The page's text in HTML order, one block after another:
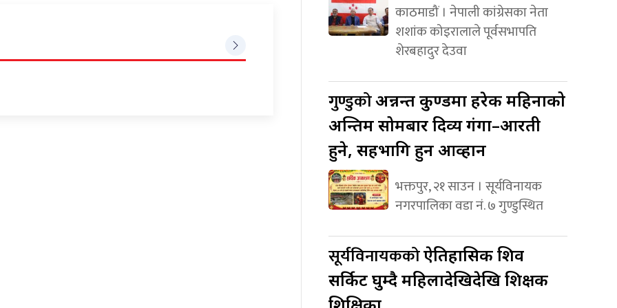
काठमाडौं । नेपाली कांग्रेसका नेता
शशांक कोइरालाले पूर्वसभापति
शेरबहादुर देउवा
गुण्डुकोअन्नन्त कुण्डमा हरेक महिनाको
अन्तिम सोमबार दिव्य गंगा–आरती
हुने, सहभागि हुन आव्हान
भक्तपुर, २१ साउन । सूर्यविनायक
नगरपालिका वडा नं. ७ गुण्डुस्थित
सूर्यविनायककोऐतिहासिक शिव
सर्किट घुम्दै महिलादेखिदेखि शिक्षक